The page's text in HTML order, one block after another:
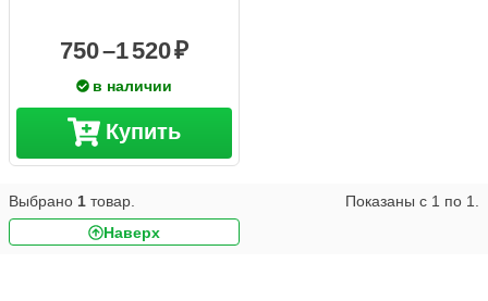
750 –1 520
в наличии
Купить
Выбрано 1 товар. Показаны с 1 по 1.
Наверх